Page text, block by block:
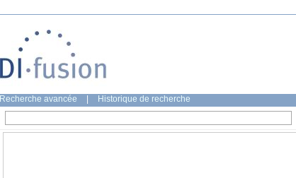
Recherche avancée Historique de recherche